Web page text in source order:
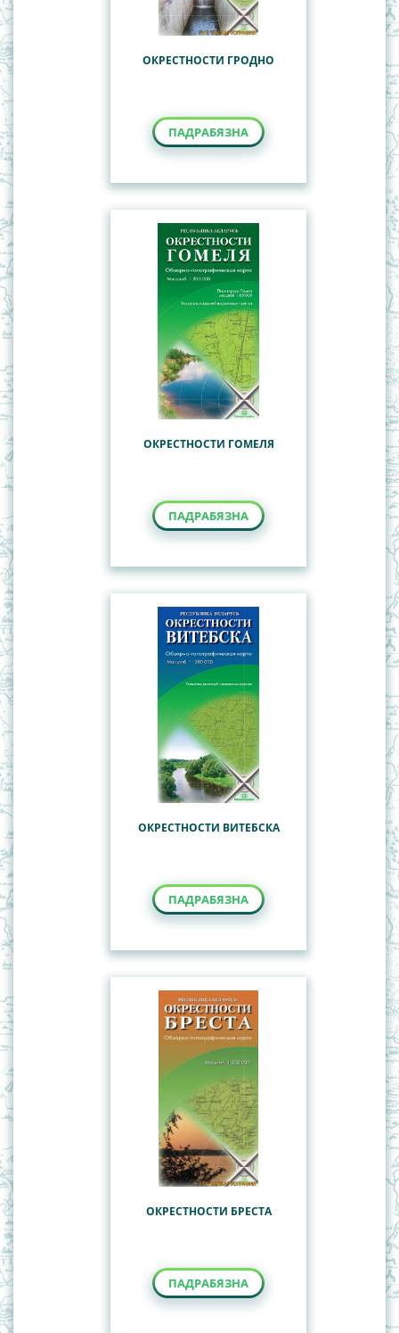
ОКРЕСТНОСТИ ГРОДНО
ПАДРАБЯЗНА
ОКРЕСТНОСТИ ГОМЕЛЯ
ПАДРАБЯЗНА
ОКРЕСТНОСТИ ВИТЕБСКА
ПАДРАБЯЗНА
ОКРЕСТНОСТИ БРЕСТА
ПАДРАБЯЗНА